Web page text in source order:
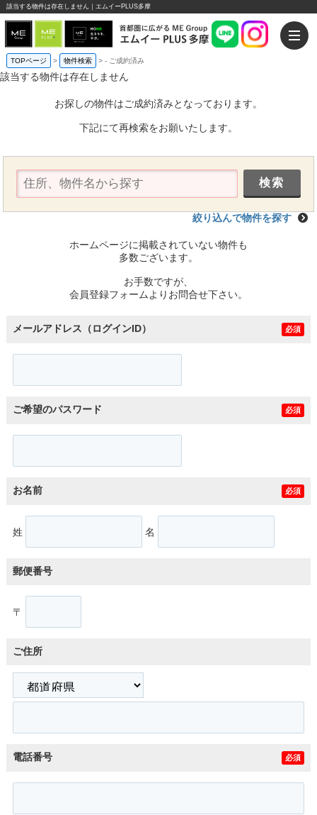
該当する物件は存在しません｜エムイーPLUS多摩
TOPページ > 物件検索 >- ご成約済み
該当する物件は存在しません
お探しの物件はご成約済みとなっております。
下記にて再検索をお願いたします。
絞り込んで物件を探す
ホームページに掲載されていない物件も
多数ございます。
お手数ですが、
会員登録フォームよりお問合せ下さい。
メールアドレス（ログインID） 必須
ご希望のパスワード 必須
お名前 必須
姓 名
郵便番号
〒
ご住所
電話番号 必須